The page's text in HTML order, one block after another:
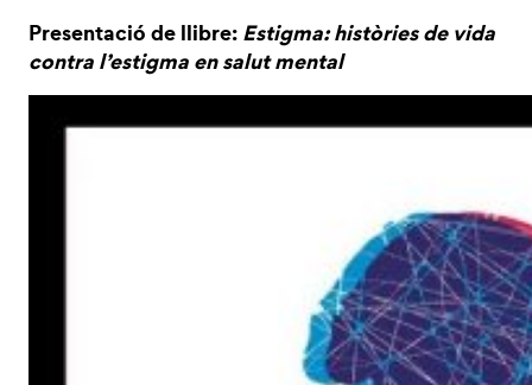
Presentació de llibre: Estigma: històries de vida
contra l’estigma en salut mental